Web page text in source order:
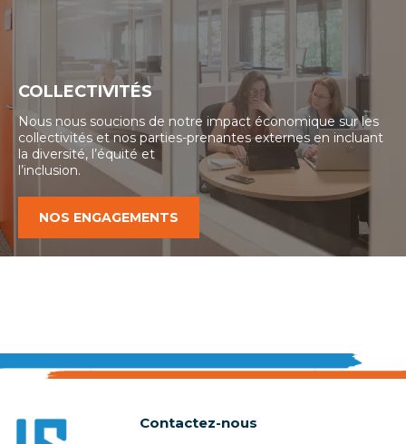
COLLECTIVITÉS
Nous nous soucions de notre impact économique sur les
collectivités et nos parties-prenantes externes en incluant
la diversité, l’équité et
l’inclusion.
NOS ENGAGEMENTS
Contactez-nous